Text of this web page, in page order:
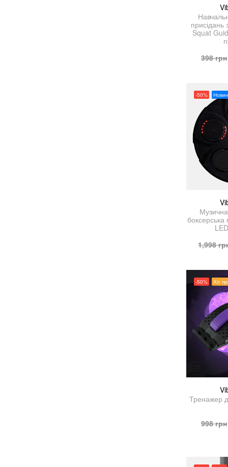
присідань
Squat
398грн
-50%
1,998
-50% Хіт
Тренажер
998грн